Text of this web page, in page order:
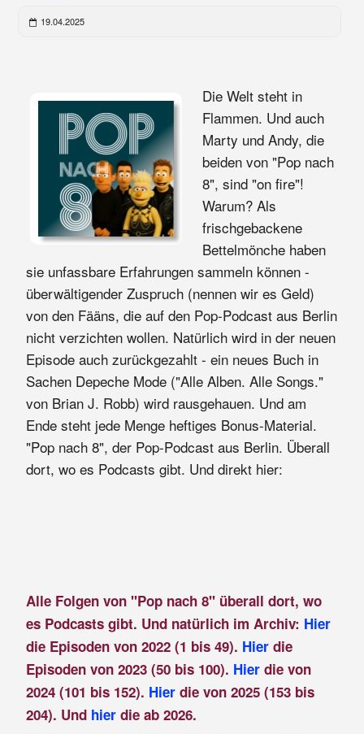
19.04.2025
Die Welt steht in
Flammen. Und auch
Marty und Andy, die
beiden von "Pop nach
8", sind "on fire"!
Warum? Als
frischgebackene
Bettelmönche haben
sie unfassbare Erfahrungen sammeln können -
überwältigender Zuspruch (nennen wir es Geld)
von den Fääns, die auf den Pop-Podcast aus Berlin
nicht verzichten wollen. Natürlich wird in der neuen
Episode auch zurückgezahlt - ein neues Buch in
Sachen Depeche Mode ("Alle Alben. Alle Songs."
von Brian J. Robb) wird rausgehauen. Und am
Ende steht jede Menge heftiges Bonus-Material.
"Pop nach 8", der Pop-Podcast aus Berlin. Überall
dort, wo es Podcasts gibt. Und direkt hier:
Alle Folgen von "Pop nach 8" überall dort, wo
es Podcasts gibt. Und natürlich im Archiv: Hier
die Episoden von 2022 (1 bis 49). Hierdie
Episoden von 2023 (50 bis 100). Hier die von
2024 (101 bis 152). Hier die von 2025 (153 bis
204). Und hier die ab 2026.